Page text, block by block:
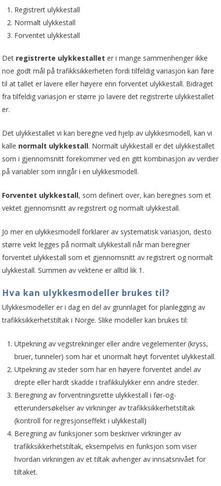
Registrert ulykkestall
Normalt ulykkestall
Forventet ulykkestall
Det registrerte ulykkestallet er i mange sammenhenger ikke
noe godt mål på trafikksikkerheten fordi tilfeldig variasjon kan føre
til at tallet er lavere eller høyere enn forventet ulykkestall. Bidraget
fra tilfeldig variasjon er større jo lavere det registrerte ulykkestallet
er.
Det ulykkestallet vi kan beregne ved hjelp av ulykkesmodell, kan vi
kalle normalt ulykkestall. Normalt ulykkestall er det ulykkestallet
som i gjennomsnitt forekommer ved en gitt kombinasjon av verdier
på variabler som inngår i en ulykkesmodell.
Forventet ulykkestall, som definert over, kan beregnes som et
vektet gjennomsnitt av registrert og normalt ulykkestall.
Jo mer en ulykkesmodell forklarer av systematisk variasjon, desto
større vekt legges på normalt ulykkestall når man beregner
forventet ulykkestall som et gjennomsnitt av registrert og normalt
ulykkestall. Summen av vektene er alltid lik 1.
Hva kan ulykkesmodeller brukes til?
Ulykkesmodeller er i dag en del av grunnlaget for planlegging av
trafikksikkerhetstiltak i Norge. Slike modeller kan brukes til:
Utpekning av vegstrekninger eller andre vegelementer (kryss,
bruer, tunneler) som har et unormalt høyt forventet ulykkestall.
Utpekning av steder som har en høyere forventet andel av
drepte eller hardt skadde i trafikkulykker enn andre steder.
Beregning av forventningsrette ulykkestall i før-og-
etterundersøkelser av virkninger av trafikksikkerhetstiltak
(kontroll for regresjonseffekt i ulykkestall)
Beregning av funksjoner som beskriver virkninger av
trafikksikkerhetstiltak, eksempelvis en funksjon som viser
hvordan virkningen av et tiltak avhenger av innsatsnivået for
tiltaket.